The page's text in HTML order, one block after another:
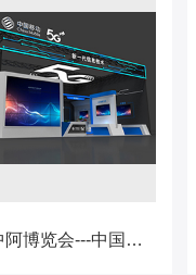
海南中阿博览会---中国移动展台